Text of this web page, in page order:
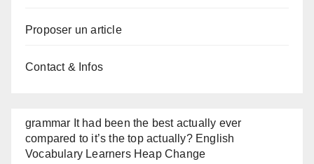
Proposer un article
Contact & Infos
grammar It had been the best actually ever
compared to it’s the top actually? English
Vocabulary Learners Heap Change